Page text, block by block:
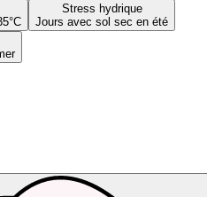
Stress hydrique
Jours avec sol sec en été